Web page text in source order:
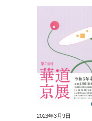
2023年3月9日